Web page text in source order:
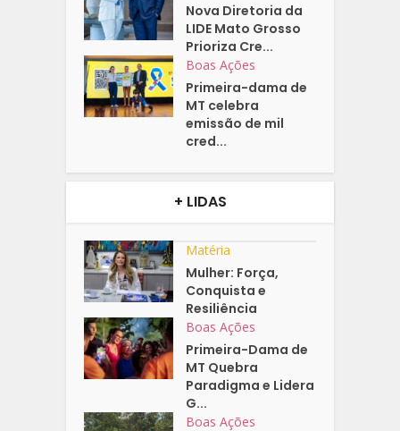
Nova Diretoria da
LIDE Mato Grosso
Prioriza Cre...
Boas Ações
Primeira-dama de
MT celebra
emissão de mil
cred...
+ LIDAS
Matéria
Mulher: Força,
Conquista e
Resiliência
Boas Ações
Primeira-Dama de
MT Quebra
Paradigma e Lidera
G...
Boas Ações